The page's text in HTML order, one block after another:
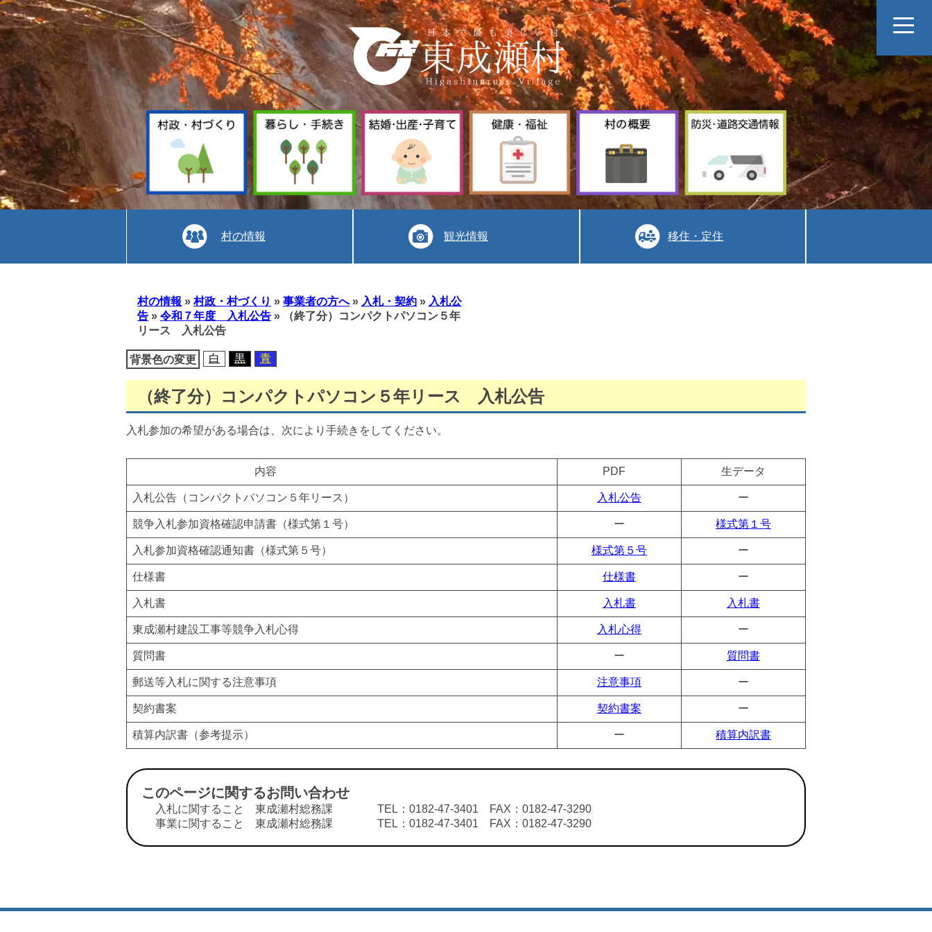
暮
ら
し
手
続
き
結
婚
出
産
子
育
健
康
福
祉
村
の
概
防
災
道
路
交
通
情
村の情報
観光情報 移住・定住
村の情報 » 村政・村づくり » 事業者の方へ » 入札・契約 » 入札公
告 » 令和７年度 入札公告 » （終了分）コンパクトパソコン５年
リース 入札公告
背景色の変更 白 黒 青
（終了分）コンパクトパソコン５年リース 入札公告
入札参加の希望がある場合は、次により手続きをしてください。
内容 PDF 生データ
入札公告（コンパクトパソコン５年リース） 入札公告 ー
競争入札参加資格確認申請書（様式第１号） ー 様式第１号
入札参加資格確認通知書（様式第５号） 様式第５号 ー
仕様書 仕様書 ー
入札書 入札書 入札書
東成瀬村建設工事等競争入札心得 入札心得 ー
質問書 ー 質問書
郵送等入札に関する注意事項 注意事項 ー
契約書案 契約書案 ー
積算内訳書（参考提示） ー 積算内訳書
このページに関するお問い合わせ
入札に関すること 東成瀬村総務課 TEL：0182-47-3401 FAX：0182-47-3290
事業に関すること 東成瀬村総務課 TEL：0182-47-3401 FAX：0182-47-3290